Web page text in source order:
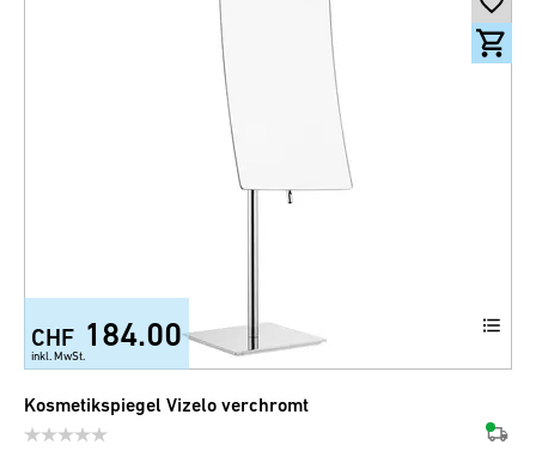
CHF 184.00
inkl. MwSt.
Kosmetikspiegel Vizelo verchromt